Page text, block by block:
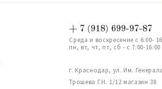
+ 7 (918) 699-97-87
Среда и воскресение с 6:00-
пн, вт, чт, пт, сб - с 7:00-16:00
г. Краснодар, ул. Им. Генерала
Трошева Г.Н. 1/12 магазин 38